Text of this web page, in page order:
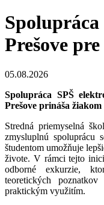
Spolupráca
Prešove
05.08.2026
Spolupráca SPŠ
Prešove prináša
Stredná priemyselná
zmysluplnú spoluprácu
študentom umožňuje
živote. V rámci tejto
odborné exkurzie,
teoretických
praktickým využitím.